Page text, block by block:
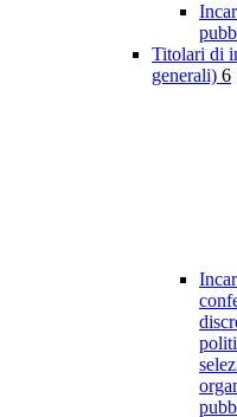
Titolari di
generali) 6